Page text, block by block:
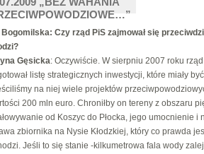
Bogomilska: Czy rząd PiS zajmował się
Gęsicka: Oczywiście. W sierpniu 2007 roku
listę strategicznych inwestycji, które miały
na niej wiele projektów
200 mln euro. Chroniłby on tereny z obszaru
od Koszyc do Płocka, jego umocnienie i
zbiornika na Nysie Kłodzkiej, który co prawda
Jeśli to się stanie -kilkumetrowa fala wody